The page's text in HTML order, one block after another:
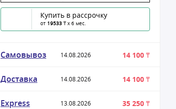
Купить в рассрочку
от 19533 ₸ x 6 мес.
Самовывоз 14.08.2026 14 100 ₸
Доставка 14.08.2026 14 100 ₸
Express 13.08.2026 35 250 ₸